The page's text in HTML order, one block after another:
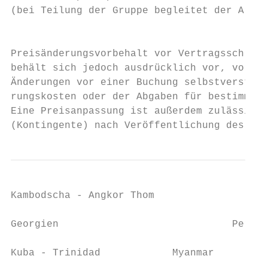
(bei Teilung der Gruppe begleitet der
Preisänderungsvorbehalt vor
behält sich jedoch ausdrücklich vor, vor
Änderungen vor einer Buchung
rungskosten oder der Abgaben für
Eine Preisanpassung ist außerdem
(Kontingente) nach Veröffentlichung des
Kambodscha - Angkor Thom
Georgien                             Peru -
Kuba - Trinidad            Myanmar